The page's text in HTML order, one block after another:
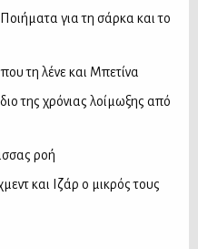
για τη σάρκα και το
τη λένε και Μπετίνα
της χρόνιας λοίμωξης από
ροή
και Ιζάρ ο μικρός τους